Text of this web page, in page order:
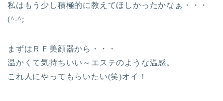
私はもう少し積極的に教えてほしかったかなぁ・・・
(^-^;
まずはＲＦ美顔器から・・・
温かくて気持ちいい～エステのような温感。
これ人にやってもらいたい(笑)オイ！